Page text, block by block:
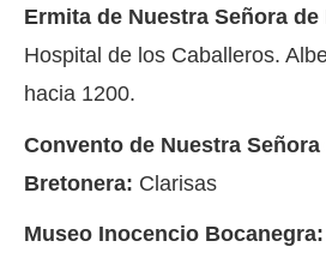
Ermita de Nuestra Señora de
Hospital de los Caballeros.
hacia 1200.
Convento de Nuestra Señora
Bretonera: Clarisas
Museo Inocencio Bocanegra: